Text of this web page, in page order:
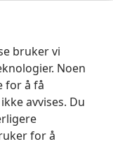
bruker vi
Noen
for å få
avvises. Du
for å